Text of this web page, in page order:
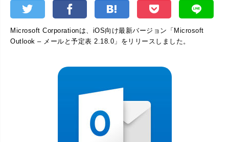
Microsoft Corporationは、iOS向け最新バージョン「Microsoft
Outlook – メールと予定表 2.18.0」をリリースしました。